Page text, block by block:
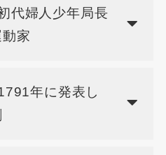
代婦人少年局長
家
年に発表し